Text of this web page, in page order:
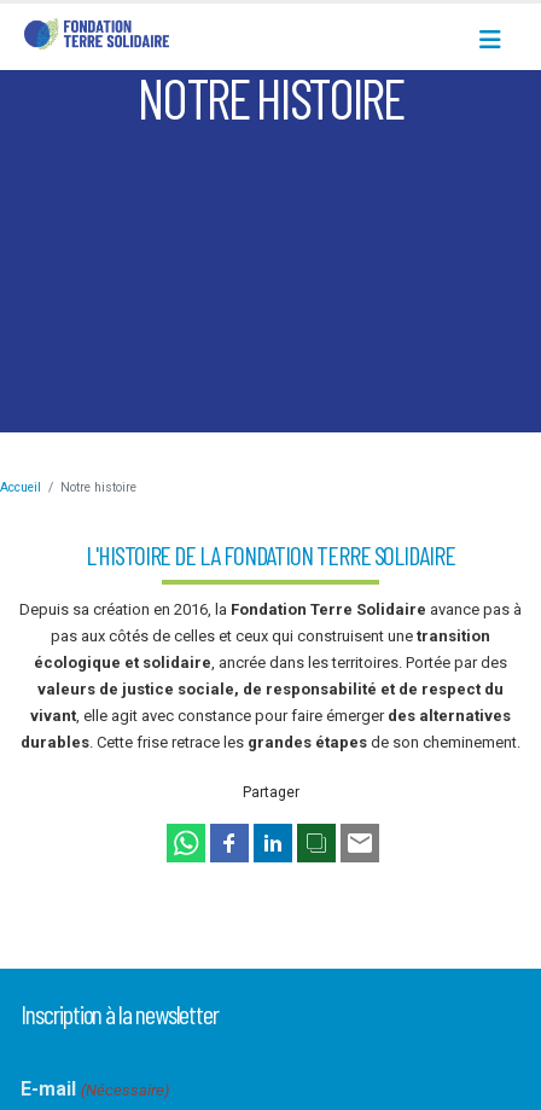
NOTRE HISTOIRE
Accueil Notre histoire
L'HISTOIRE DE LA FONDATION TERRE SOLIDAIRE
Depuis sa création en 2016, la Fondation Terre Solidaire avance pas à
pas aux côtés de celles et ceux qui construisent une transition
écologique et solidaire, ancrée dans les territoires. Portée par des
valeurs de justice sociale, de responsabilité et de respect du
vivant, elle agit avec constance pour faire émerger des alternatives
durables. Cette frise retrace les grandes étapes de son cheminement.
Partager
Inscription à la newsletter
E-mail (Nécessaire)